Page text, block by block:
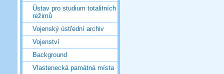
Ústav pro studium totalitních
režimů
Vojenský ústřední archiv
Vojenství
Background
Vlastenecká památná místa